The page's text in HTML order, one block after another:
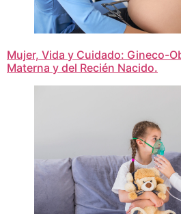
Mujer, Vida y Cuidado: Gineco-
Materna y del Recién Nacido.